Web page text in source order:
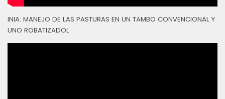
INIA: MANEJO DE LAS PASTURAS EN UN TAMBO CONVENCIONAL Y
UNO ROBATIZADOL